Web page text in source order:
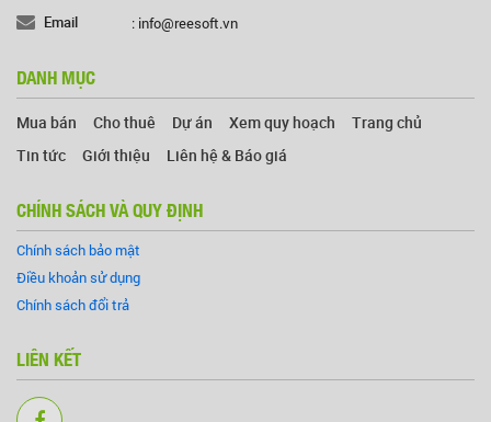
Email
: info@reesoft.vn
DANH MỤC
Mua bán Cho thuê Dự án Xem quy hoạch
Trang chủ
Tin tức
Giới thiệu Liên hệ & Báo giá
CHÍNH SÁCH VÀ QUY ĐỊNH
Chính sách bảo mật
Điều khoản sử dụng
Chính sách đổi trả
LIÊN KẾT